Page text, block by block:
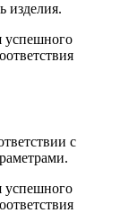
изделия.
успешного
с
успешного